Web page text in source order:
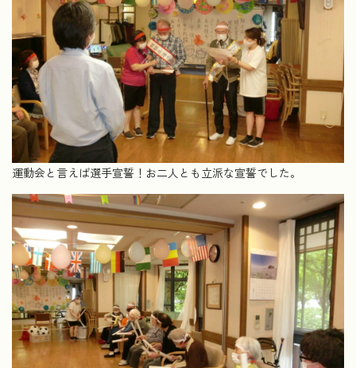
運動会と言えば選手宣誓！お二人とも立派な宣誓でした。